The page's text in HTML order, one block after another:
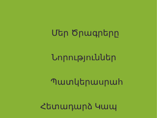
Մեր Ծրագրերը
Նորություններ
Պատկերասրահ
Հետադարձ Կապ